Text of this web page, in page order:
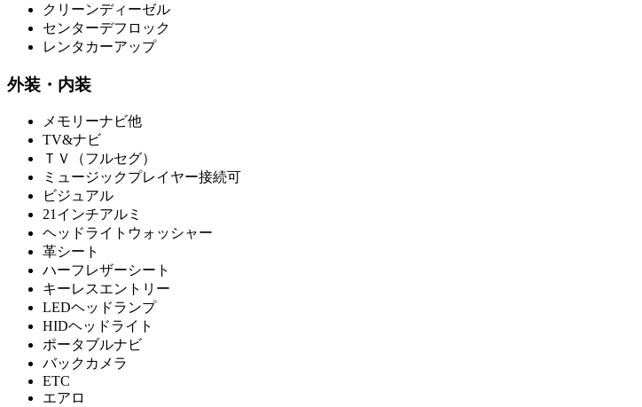
クリーンディーゼル
センターデフロック
レンタカーアップ
外装・内装
メモリーナビ他
TV&ナビ
ＴＶ（フルセグ）
ミュージックプレイヤー接続可
ビジュアル
21インチアルミ
ヘッドライトウォッシャー
革シート
ハーフレザーシート
キーレスエントリー
LEDヘッドランプ
HIDヘッドライト
ポータブルナビ
バックカメラ
ETC
エアロ